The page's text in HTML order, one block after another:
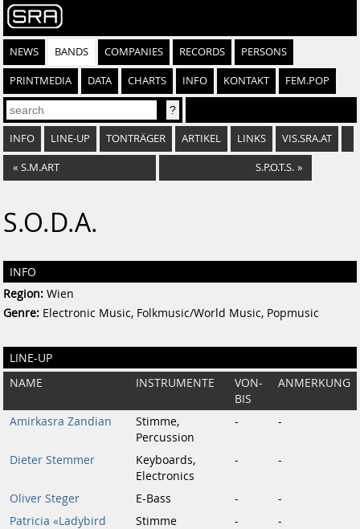
NEWS BANDS COMPANIES RECORDS PERSONS
PRINTMEDIA DATA CHARTS INFO KONTAKT FEM.POP
INFO LINE-UP TONTRÄGER ARTIKEL LINKS VIS.SRA.AT
« S.M.ART S.P.O.T.S. »
S.O.D.A.
INFO
Region: Wien
Genre: Electronic Music, Folkmusic/World Music, Popmusic
LINE-UP
NAME INSTRUMENTE
VON-
BIS
ANMERKUNG
Amirkasra Zandian
Stimme,
Percussion
- -
Dieter Stemmer
Keyboards,
Electronics
- -
Oliver Steger E-Bass -
-
Patricia «Ladybird
Stimme - -